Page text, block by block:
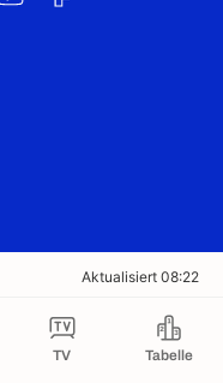
TV Tabelle
Aktualisiert 08:22